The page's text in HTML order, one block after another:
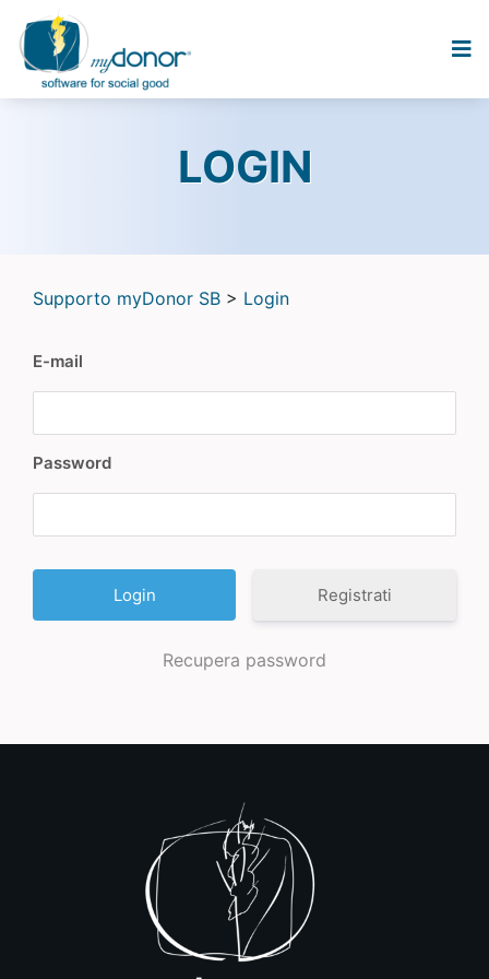
LOGIN
Supporto myDonor SB > Login
E-mail
Password
Registrati